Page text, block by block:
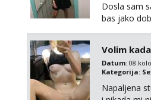
Dosla sam
bas jako
Volim
Datum:
Kategorija:
Napaljena